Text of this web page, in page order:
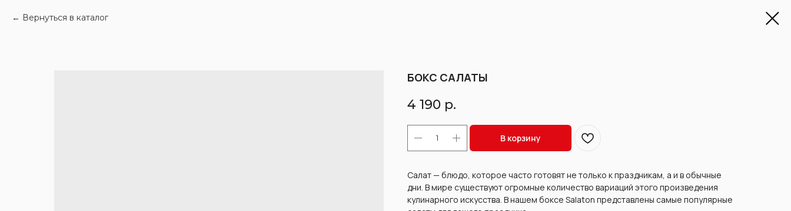
Вернуться в каталог
БОКС САЛАТЫ
4 190 р.
В корзину
Салат — блюдо, которое часто готовят не только к праздникам, а и в обычные
дни. В мире существуют огромные количество вариаций этого произведения
кулинарного искусства. В нашем боксе Salaton представлены самые популярные